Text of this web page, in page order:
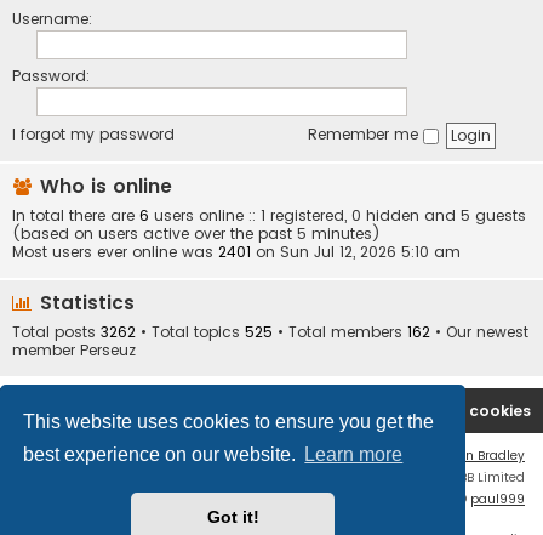
This website uses cookies to ensure you get the
best experience on our website.
Learn more
Got it!
Username:
Password:
I forgot my password Remember me
Who is online
In total there are 6 users online :: 1 registered, 0 hidden and 5 guests
(based on users active over the past 5 minutes)
Most users ever online was 2401 on Sun Jul 12, 2026 5:10 am
Statistics
Total posts 3262 • Total topics 525 • Total members 162 • Our newest
member Perseuz
Board index Delete cookies
Flat Style by
Ian Bradley
® Forum Software © phpBB Limited
phpBB Two Factor Authentication © paul999